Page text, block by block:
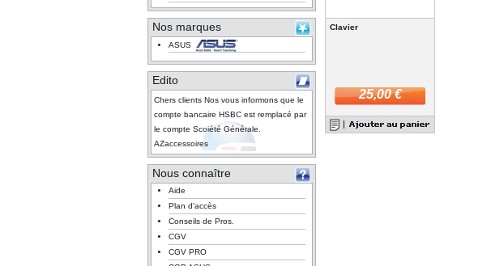
Nos marques
ASUS
Edito
Chers clients Nos vous informons que le
compte bancaire HSBC est remplacé par
le compte Scoiété Générale.
AZaccessoires
Nous connaître
Aide
Plan d'accès
Conseils de Pros.
CGV
CGV PRO
Clavier
25,00 €